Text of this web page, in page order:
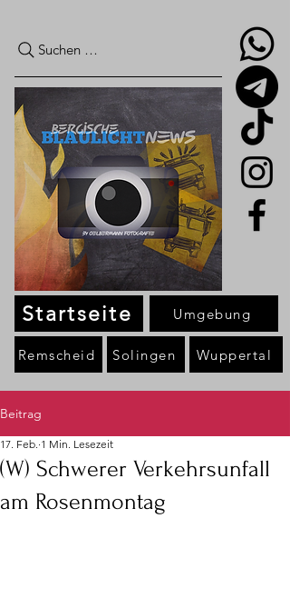
Suchen …
Startseite
Remscheid Solingen Wuppertal
Umgebung
Beitrag
(W) Schwerer Verkehrsunfall
am Rosenmontag
17. Feb. 1 Min. Lesezeit